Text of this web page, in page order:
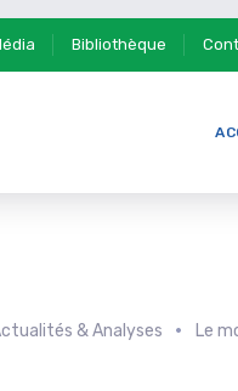
Bibliothèque
& Analyses Le